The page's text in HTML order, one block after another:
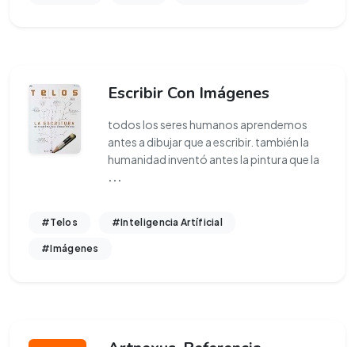
Escribir Con Imágenes
todos los seres humanos aprendemos
antes a dibujar que a escribir. también la
humanidad inventó antes la pintura que la
#Telos #Inteligencia Artíficial
#Imágenes